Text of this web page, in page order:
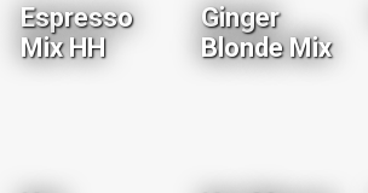
Espresso
Mix HH
Ginger
Blonde Mix